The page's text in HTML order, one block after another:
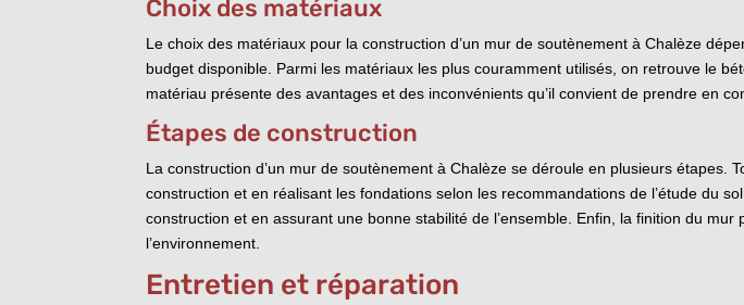
Choix des matériaux
Le choix des matériaux pour la construction d’un mur de soutènement à Chalèze
budget disponible. Parmi les matériaux les plus couramment utilisés, on retrouve le
matériau présente des avantages et des inconvénients qu’il convient de prendre en
Étapes de construction
La construction d’un mur de soutènement à Chalèze se déroule en plusieurs étapes.
construction et en réalisant les fondations selon les recommandations de l’étude du
construction et en assurant une bonne stabilité de l’ensemble. Enfin, la finition du
l’environnement.
Entretien et réparation